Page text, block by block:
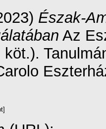
Észak-
Az